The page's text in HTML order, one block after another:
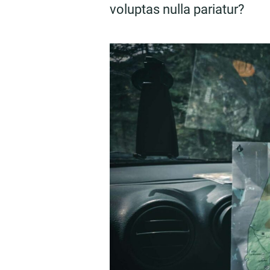
voluptas nulla pariatur?